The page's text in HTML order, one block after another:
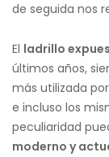
de seguida nos
El ladrillo
últimos años,
más utilizada
e incluso los
peculiaridad
moderno y